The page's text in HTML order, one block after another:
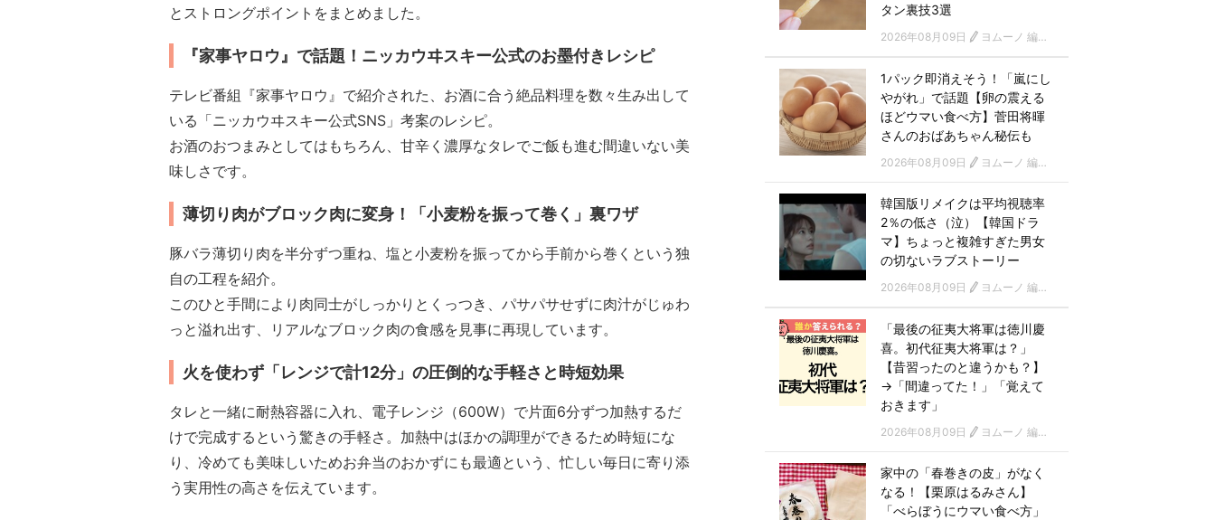
とストロングポイントをまとめました。
『家事ヤロウ』で話題！ニッカウヰスキー公式のお墨付きレシピ
テレビ番組『家事ヤロウ』で紹介された、お酒に合う絶品料理を数々生み出して
いる「ニッカウヰスキー公式SNS」考案のレシピ。
お酒のおつまみとしてはもちろん、甘辛く濃厚なタレでご飯も進む間違いない美
味しさです。
薄切り肉がブロック肉に変身！「小麦粉を振って巻く」裏ワザ
豚バラ薄切り肉を半分ずつ重ね、塩と小麦粉を振ってから手前から巻くという独
自の工程を紹介。
このひと手間により肉同士がしっかりとくっつき、パサパサせずに肉汁がじゅわ
っと溢れ出す、リアルなブロック肉の食感を見事に再現しています。
火を使わず「レンジで計12分」の圧倒的な手軽さと時短効果
タレと一緒に耐熱容器に入れ、電子レンジ（600W）で片面6分ずつ加熱するだ
けで完成するという驚きの手軽さ。加熱中はほかの調理ができるため時短にな
り、冷めても美味しいためお弁当のおかずにも最適という、忙しい毎日に寄り添
う実用性の高さを伝えています。
タン裏技3選
2026年08月09日 ヨムーノ 編集部
1パック即消えそう！「嵐にし
やがれ」で話題【卵の震える
ほどウマい食べ方】菅田将暉
さんのおばあちゃん秘伝も
2026年08月09日 ヨムーノ 編集部
韓国版リメイクは平均視聴率
2％の低さ（泣）【韓国ドラ
マ】ちょっと複雑すぎた男女
の切ないラブストーリー
2026年08月09日 ヨムーノ 編集部 韓国ドラマチーム
「最後の征夷大将軍は徳川慶
喜。初代征夷大将軍は？」
【昔習ったのと違うかも？】
→「間違ってた！」「覚えて
おきます」
2026年08月09日 ヨムーノ 編集部
家中の「春巻きの皮」がなく
なる！【栗原はるみさん】
「べらぼうにウマい食べ方」